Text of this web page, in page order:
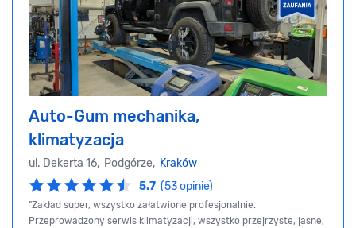
Auto-Gum mechanika,
klimatyzacja
ul. Dekerta 16, Podgórze, Kraków
5.7 (53 opinie)
"Zakład super, wszystko załatwione profesjonalnie.
Przeprowadzony serwis klimatyzacji, wszystko przejrzyste, jasne,